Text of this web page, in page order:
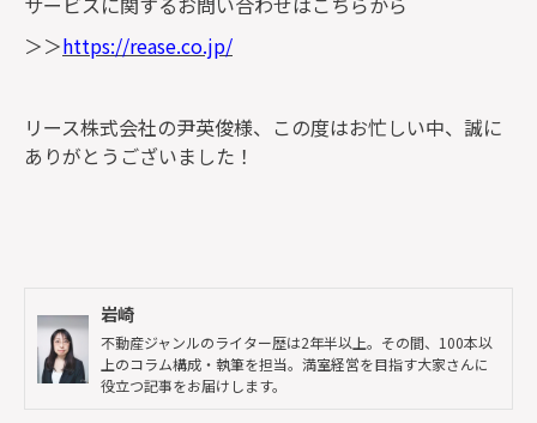
＞＞https://rease.co.jp/
リース株式会社の尹英俊様、この度はお忙しい中、誠に
ありがとうございました！
岩崎
不動産ジャンルのライター歴は2年半以上。その間、100本以
上のコラム構成・執筆を担当。満室経営を目指す大家さんに
役立つ記事をお届けします。